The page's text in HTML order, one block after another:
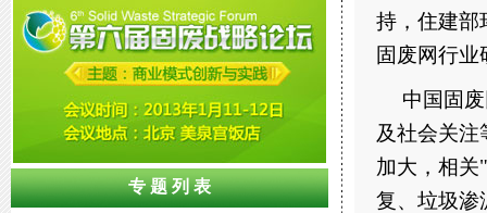
专 题 列 表
持，住建部
固废网行
中国固
及社会关注
加大，相关
复、垃圾渗